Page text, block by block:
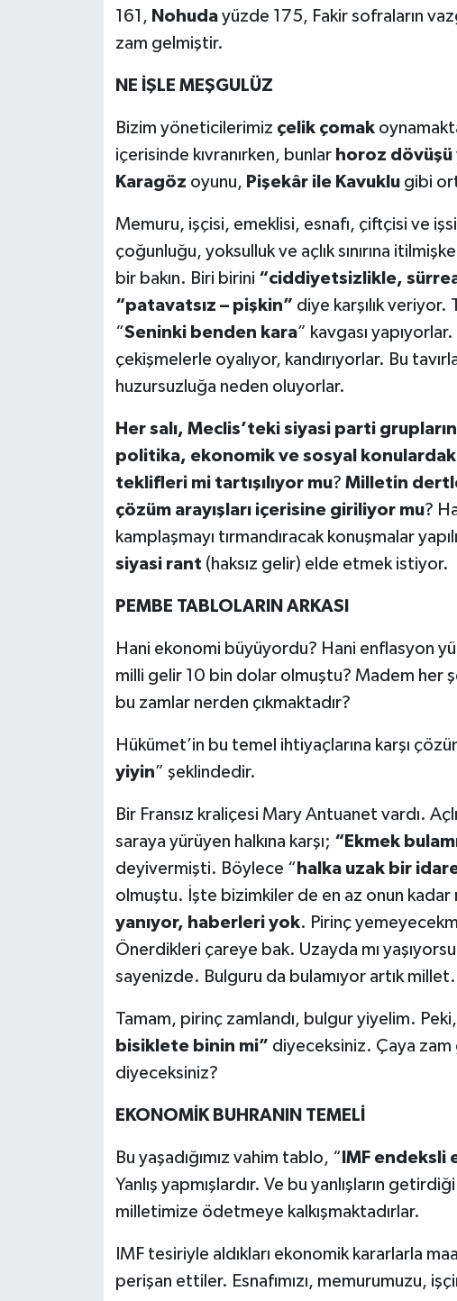
161, Nohudayüzde 175, Fakir sofraların
zam gelmiştir.
NE İŞLE MEŞGULÜZ
Bizim yöneticilerimiz çelik çomak
içerisinde kıvranırken, bunlar horoz dövüşü
Karagöz oyunu, Pişekâr ile Kavuklugibi
Memuru, işçisi, emeklisi, esnafı, çiftçisi ve
çoğunluğu, yoksulluk ve açlık sınırına
bir bakın. Biri birini “ciddiyetsizlikle,
“patavatsız – pişkin” diye karşılık veriyor.
“Seninki benden kara” kavgası
çekişmelerle oyalıyor, kandırıyorlar. Bu
huzursuzluğa neden oluyorlar.
Her salı, Meclis’teki siyasi parti
politika, ekonomik ve sosyal
teklifleri mi tartışılıyor mu? Milletin
çözüm arayışları içerisine giriliyor mu?
kamplaşmayı tırmandıracak konuşmalar
siyasi rant (haksız gelir) elde etmek istiyor.
PEMBE TABLOLARIN ARKASI
Hani ekonomi büyüyordu? Hani enflasyon
milli gelir 10 bin dolar olmuştu? Madem her
bu zamlar nerden çıkmaktadır?
Hükümet’in bu temel ihtiyaçlarına karşı
yiyin” şeklindedir.
Bir Fransız kraliçesi Mary Antuanet vardı.
saraya yürüyen halkına karşı; “Ekmek
deyivermişti. Böylece “ halka uzak bir
olmuştu. İşte bizimkiler de en az onun kadar
yanıyor, haberleri yok. Pirinç
Önerdikleri çareye bak. Uzayda mı
sayenizde. Bulguru da bulamıyor artık millet.
Tamam, pirinç zamlandı, bulgur yiyelim.
bisiklete binin mi” diyeceksiniz. Çaya
diyeceksiniz?
EKONOMİK BUHRANIN TEMELİ
Bu yaşadığımız vahim tablo, “ IMF endeksli
Yanlış yapmışlardır. Ve bu yanlışların
milletimize ödetmeye kalkışmaktadırlar.
IMF tesiriyle aldıkları ekonomik kararlarla
perişan ettiler. Esnafımızı, memurumuzu,